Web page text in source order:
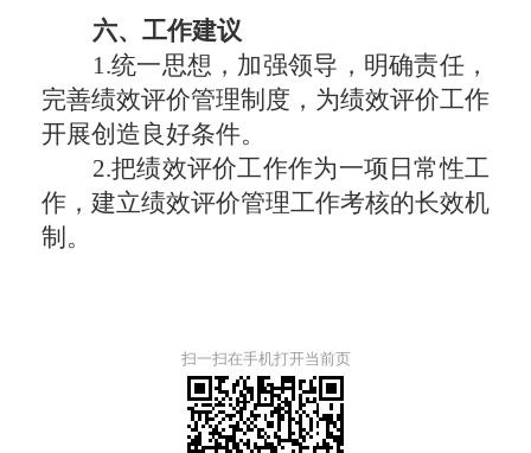
六、工作建议
1.统一思想，加强领导，明确责任，
完善绩效评价管理制度，为绩效评价工作
开展创造良好条件。
2.把绩效评价工作作为一项日常性工
作，建立绩效评价管理工作考核的长效机
制。
扫一扫在手机打开当前页